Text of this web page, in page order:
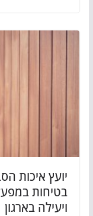
יועץ איכות
בטיחות
ויעילה בארגון